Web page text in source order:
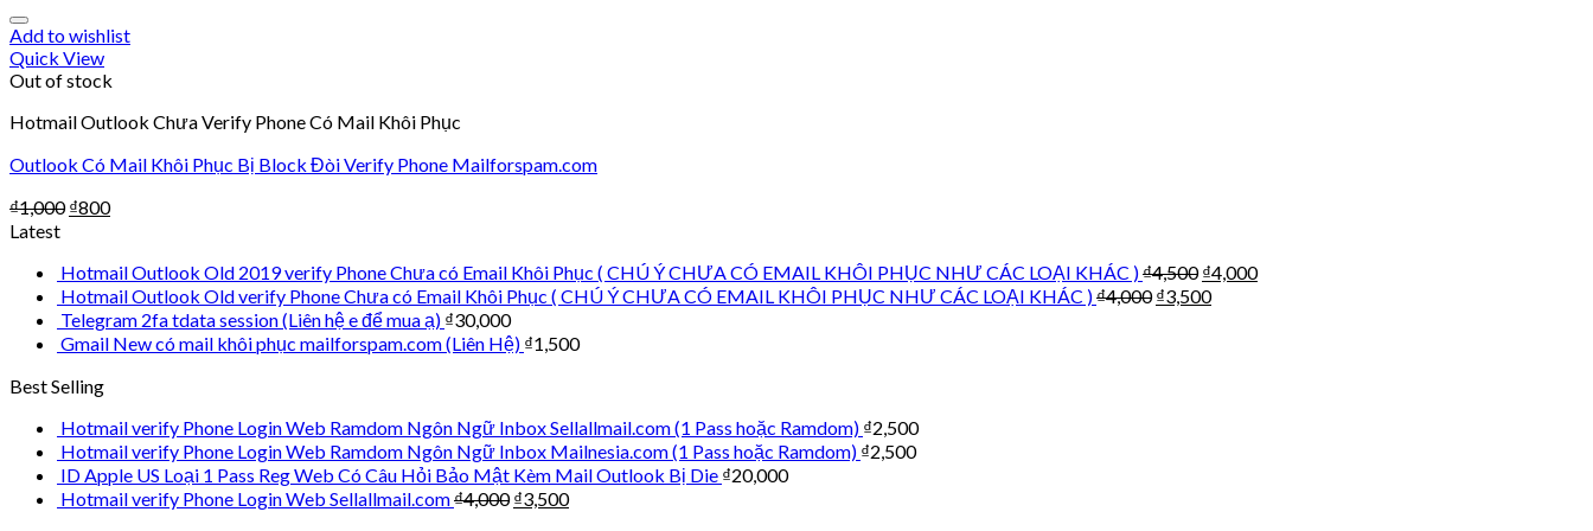
Add to wishlist
Quick View
Out of stock
Hotmail Outlook Chưa Verify Phone Có Mail Khôi Phục
Outlook Có Mail Khôi Phục Bị Block Đòi Verify Phone Mailforspam.com
₫1,000 ₫800
Latest
Hotmail Outlook Old 2019 verify Phone Chưa có Email Khôi Phục ( CHÚ Ý CHƯA CÓ EMAIL KHÔI PHỤC NHƯ CÁC LOẠI KHÁC )₫4,500 ₫4,000
Hotmail Outlook Old verify Phone Chưa có Email Khôi Phục ( CHÚ Ý CHƯA CÓ EMAIL KHÔI PHỤC NHƯ CÁC LOẠI KHÁC )₫4,000 ₫3,500
Telegram 2fa tdata session (Liên hệ e để mua ạ) ₫30,000
Gmail New có mail khôi phục mailforspam.com (Liên Hệ) ₫1,500
Best Selling
Hotmail verify Phone Login Web Ramdom Ngôn Ngữ Inbox Sellallmail.com (1 Pass hoặc Ramdom) ₫2,500
Hotmail verify Phone Login Web Ramdom Ngôn Ngữ Inbox Mailnesia.com (1 Pass hoặc Ramdom) ₫2,500
ID Apple US Loại 1 Pass Reg Web Có Câu Hỏi Bảo Mật Kèm Mail Outlook Bị Die ₫20,000
Hotmail verify Phone Login Web Sellallmail.com₫4,000 ₫3,500